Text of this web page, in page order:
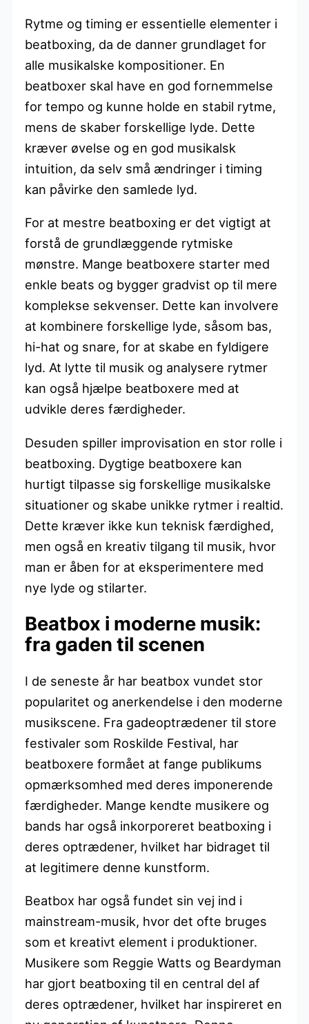
Rytme og timing er essentielle elementer i
beatboxing, da de danner grundlaget for
alle musikalske kompositioner. En
beatboxer skal have en god fornemmelse
for tempo og kunne holde en stabil rytme,
mens de skaber forskellige lyde. Dette
kræver øvelse og en god musikalsk
intuition, da selv små ændringer i timing
kan påvirke den samlede lyd.
For at mestre beatboxing er det vigtigt at
forstå de grundlæggende rytmiske
mønstre. Mange beatboxere starter med
enkle beats og bygger gradvist op til mere
komplekse sekvenser. Dette kan involvere
at kombinere forskellige lyde, såsom bas,
hi-hat og snare, for at skabe en fyldigere
lyd. At lytte til musik og analysere rytmer
kan også hjælpe beatboxere med at
udvikle deres færdigheder.
Desuden spiller improvisation en stor rolle i
beatboxing. Dygtige beatboxere kan
hurtigt tilpasse sig forskellige musikalske
situationer og skabe unikke rytmer i realtid.
Dette kræver ikke kun teknisk færdighed,
men også en kreativ tilgang til musik, hvor
man er åben for at eksperimentere med
nye lyde og stilarter.
Beatbox i moderne musik:
fra gaden til scenen
I de seneste år har beatbox vundet stor
popularitet og anerkendelse i den moderne
musikscene. Fra gadeoptrædener til store
festivaler som Roskilde Festival, har
beatboxere formået at fange publikums
opmærksomhed med deres imponerende
færdigheder. Mange kendte musikere og
bands har også inkorporeret beatboxing i
deres optrædener, hvilket har bidraget til
at legitimere denne kunstform.
Beatbox har også fundet sin vej ind i
mainstream-musik, hvor det ofte bruges
som et kreativt element i produktioner.
Musikere som Reggie Watts og Beardyman
har gjort beatboxing til en central del af
deres optrædener, hvilket har inspireret en